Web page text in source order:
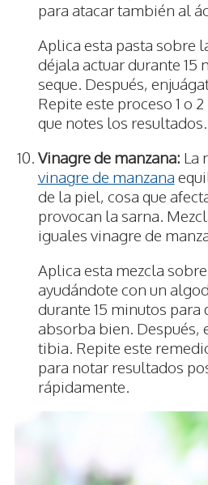
para atacar también al
Aplica esta pasta sobre
déjala actuar durante 15
seque. Después,
Repite este proceso 1 o
que notes los resultados.
Vinagre de manzana: La
vinagre de manzana
de la piel, cosa que
provocan la sarna.
iguales vinagre de
Aplica esta mezcla
ayudándote con un
durante 15 minutos para
absorba bien. Después,
tibia. Repite este
para notar resultados
rápidamente.